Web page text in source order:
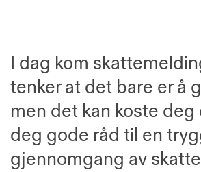
I dag kom
tenker at det bare er å
men det kan koste deg
deg gode råd til en
gjennomgang av